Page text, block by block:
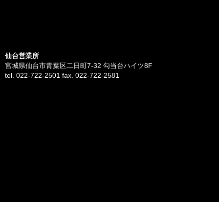
仙台営業所
宮城県仙台市青葉区二日町7-32 勾当台ハイツ8F
tel. 022-722-2501 fax. 022-722-2581